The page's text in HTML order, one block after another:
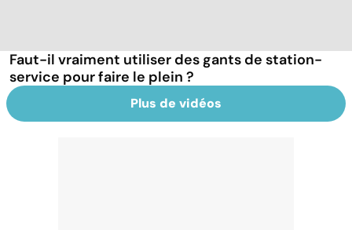
Faut-il vraiment utiliser des gants de station-
service pour faire le plein ?
Plus de vidéos